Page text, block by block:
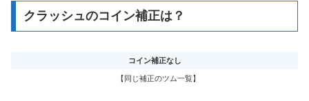
クラッシュのコイン補正は？
コイン補正なし
【同じ補正のツム一覧】